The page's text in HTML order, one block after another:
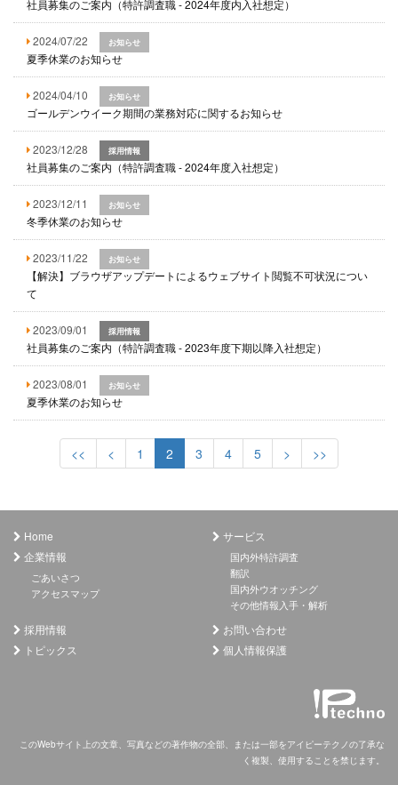
社員募集のご案内（特許調査職 - 2024年度内入社想定）
2024/07/22 お知らせ
夏季休業のお知らせ
2024/04/10 お知らせ
ゴールデンウイーク期間の業務対応に関するお知らせ
2023/12/28 採用情報
社員募集のご案内（特許調査職 - 2024年度入社想定）
2023/12/11 お知らせ
冬季休業のお知らせ
2023/11/22 お知らせ
【解決】ブラウザアップデートによるウェブサイト閲覧不可状況につい
て
2023/09/01 採用情報
社員募集のご案内（特許調査職 - 2023年度下期以降入社想定）
2023/08/01 お知らせ
夏季休業のお知らせ
<< < 1 2 3 4 5 > >>
Home
企業情報
ごあいさつ
アクセスマップ
サービス
国内外特許調査
翻訳
国内外ウオッチング
その他情報入手・解析
採用情報
トピックス
お問い合わせ
個人情報保護
このWebサイト上の文章、写真などの著作物の全部、または一部をアイピーテクノの了承な
く複製、使用することを禁じます。